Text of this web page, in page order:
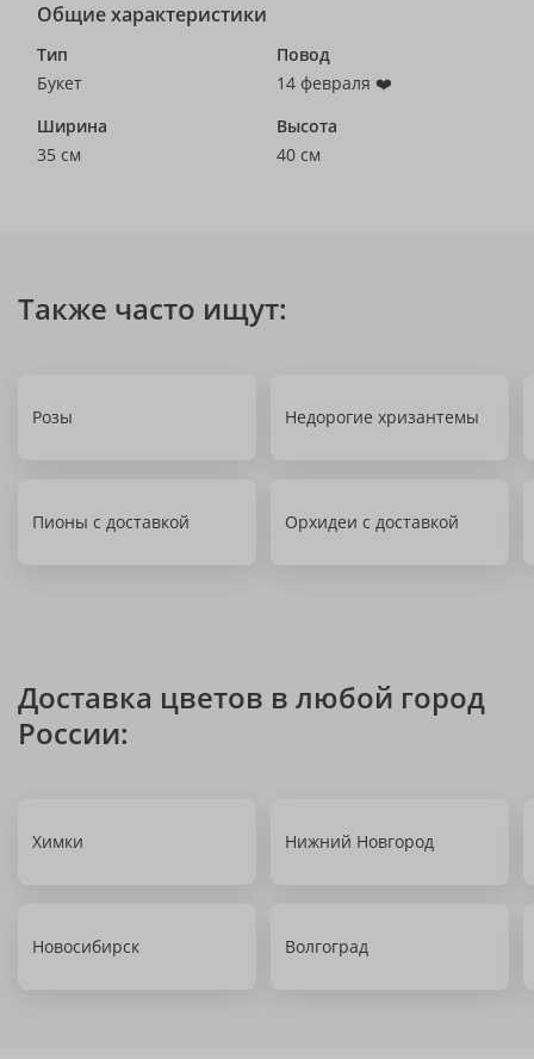
Общие характеристики
Тип
Букет
Повод
14 февраля ❤️
Ширина
35 см
Высота
40 см
Также часто ищут:
Розы Недорогие хризантемы
Пионы с доставкой Орхидеи с доставкой
Доставка цветов в любой город
России:
Химки Нижний Новгород
Новосибирск Волгоград